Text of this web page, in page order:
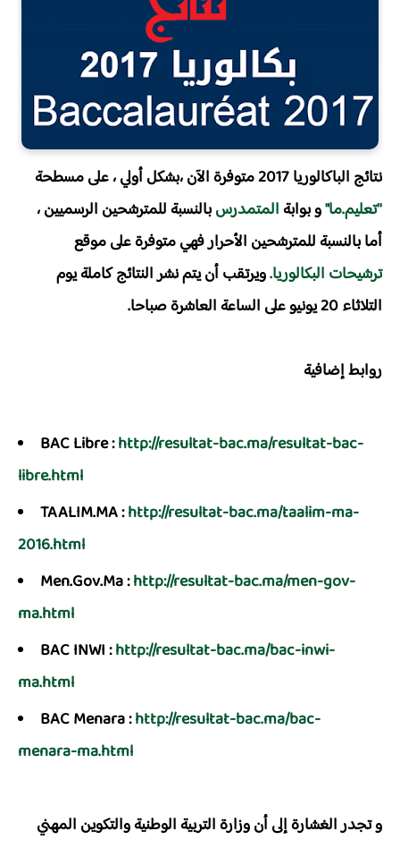
نتائج الباكالوريا 2017 متوفرة الآن ،بشكل أولي ، على مسطحة
''تعليم.ما"و بوابةالمتمدرسبالنسبة للمترشحين الرسميين ،
أما بالنسبة للمترشحين الأحرار فهي متوفرة على موقع
ترشيحات البكالوريا.ويرتقب أن يتم نشر النتائج كاملة يوم
التلاثاء 20 يونيو على الساعة العاشرة صباحا.
روابط إضافية
BAC Libre :http://resultat-bac.ma/resultat-bac-
libre.html
TAALIM.MA :http://resultat-bac.ma/taalim-ma-
2016.html
Men.Gov.Ma :http://resultat-bac.ma/men-gov-
ma.html
BAC INWI :http://resultat-bac.ma/bac-inwi-
ma.html
BAC Menara :http://resultat-bac.ma/bac-
menara-ma.html
و تجدر الغشارة إلى أن وزارة التربية الوطنية والتكوين المهني